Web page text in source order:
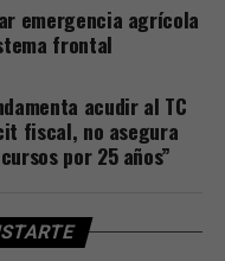
emergencia agrícola
frontal
acudir al TC
fiscal, no asegura
por 25 años”